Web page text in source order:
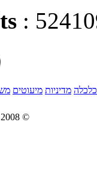
:
כלכלה מדיניות מיעוטים
2008 ©